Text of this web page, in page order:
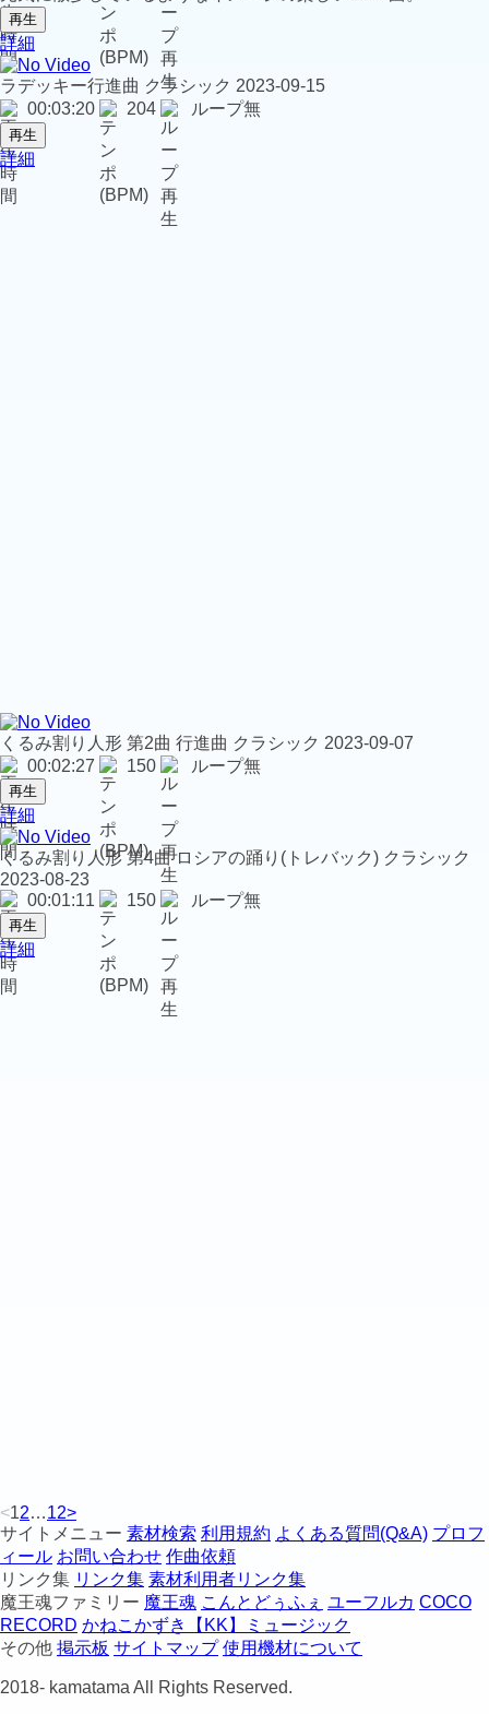
再生
詳細
ラデッキー行進曲 クラシック 2023-09-15
00:03:20
204 ループ無
再生
詳細
くるみ割り人形 第2曲 行進曲 クラシック 2023-09-07
00:02:27
150 ループ無
再生
詳細
くるみ割り人形 第4曲 ロシアの踊り(トレバック) クラシック
2023-08-23
00:01:11
150 ループ無
再生
詳細
<12…12>
サイトメニュー 素材検索 利用規約 よくある質問(Q&A) プロフ
ィール お問い合わせ 作曲依頼
リンク集 リンク集 素材利用者リンク集
魔王魂ファミリー 魔王魂 こんとどぅふぇ ユーフルカ COCO
RECORD かねこかずき【KK】ミュージック
その他 掲示板 サイトマップ 使用機材について
2018- kamatama All Rights Reserved.